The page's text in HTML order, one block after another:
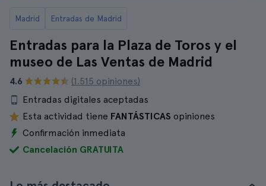
Madrid Entradas de Madrid
Entradas para la Plaza de Toros y el
museo de Las Ventas de Madrid
4.6
(1.515 opiniones)
Entradas digitales aceptadas
Esta actividad tiene FANTÁSTICAS opiniones
Confirmación inmediata
Cancelación GRATUITA